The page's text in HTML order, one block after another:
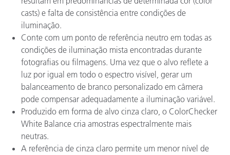
casts) e falta de consistência entre condições de
iluminação.
Conte com um ponto de referência neutro em todas as
condições de iluminação mista encontradas durante
fotografias ou filmagens. Uma vez que o alvo reflete a
luz por igual em todo o espectro visível, gerar um
balanceamento de branco personalizado em câmera
pode compensar adequadamente a iluminação variável.
Produzido em forma de alvo cinza claro, o ColorChecker
White Balance cria amostras espectralmente mais
neutras.
A referência de cinza claro permite um menor nível de